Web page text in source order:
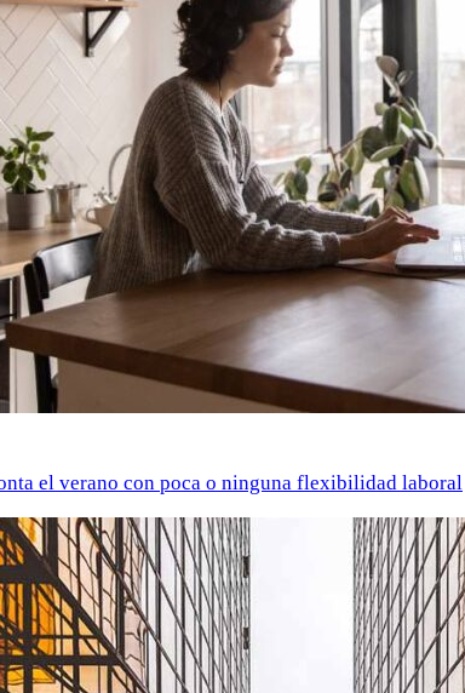
el verano con poca o ninguna flexibilidad laboral